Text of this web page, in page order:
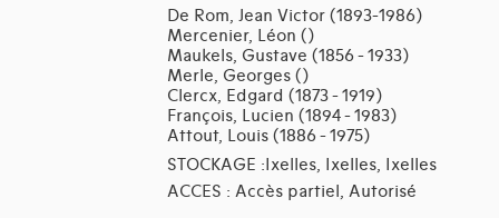
De Rom, Jean Victor (1893-1986)
Mercenier, Léon ()
Maukels, Gustave (1856 - 1933)
Merle, Georges ()
Clercx, Edgard (1873 - 1919)
François, Lucien (1894 - 1983)
Attout, Louis (1886 - 1975)
STOCKAGE :Ixelles, Ixelles, Ixelles
ACCES : Accès partiel, Autorisé